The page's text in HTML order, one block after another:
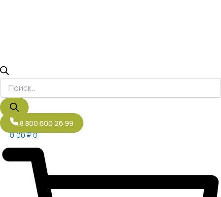
8 800 600 26 99
0,00₽0